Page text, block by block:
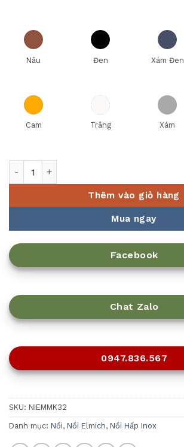
Nâu Đen Xám Đen
Cam Trắng Xám
Thêm vào giỏ hàng
Mua ngay
Facebook
Chat Zalo
0947.836.567
SKU: NIEMMK32
Danh mục: Nồi, Nồi Elmich, Nồi Hấp Inox